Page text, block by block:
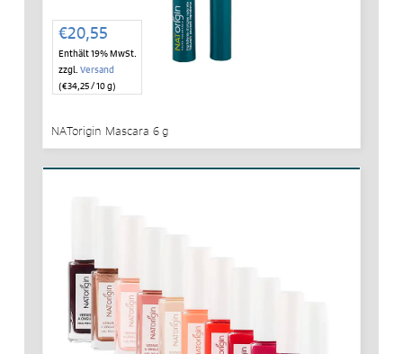
€20,55
Enthält 19% MwSt.
zzgl. Versand
(€34,25/ 10 g)
NATorigin Mascara 6 g